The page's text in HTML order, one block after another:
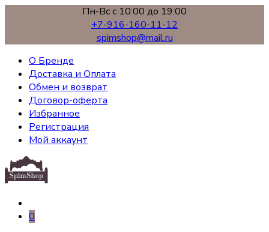
Пн-Вс с 10:00 до 19:00
+7-916-160-11-12
spimshop@mail.ru
О Бренде
Доставка и Оплата
Обмен и возврат
Договор-оферта
Избранное
Регистрация
Мой аккаунт
0